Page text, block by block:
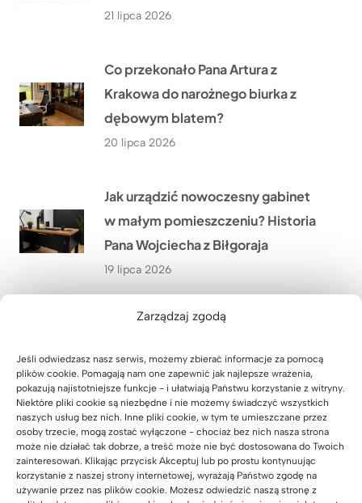
Zarządzaj zgodą
Jeśli odwiedzasz nasz serwis, możemy zbierać informacje za pomocą
plików cookie. Pomagają nam one zapewnić jak najlepsze wrażenia,
pokazują najistotniejsze funkcje - i ułatwiają Państwu korzystanie z witryny.
Niektóre pliki cookie są niezbędne i nie możemy świadczyć wszystkich
naszych usług bez nich. Inne pliki cookie, w tym te umieszczane przez
osoby trzecie, mogą zostać wyłączone - chociaż bez nich nasza strona
może nie działać tak dobrze, a treść może nie być dostosowana do Twoich
zainteresowań. Klikając przycisk Akceptuj lub po prostu kontynuując
korzystanie z naszej strony internetowej, wyrażają Państwo zgodę na
używanie przez nas plików cookie. Możesz odwiedzić naszą stronę z
21 lipca 2026
Co przekonało Pana Artura z
Krakowa do narożnego biurka z
dębowym blatem?
20 lipca 2026
Jak urządzić nowoczesny gabinet
w małym pomieszczeniu? Historia
Pana Wojciecha z Biłgoraja
19 lipca 2026
Jak dopasowaliśmy biurko
Grzegorza niedaleko Rzeszowa?
18 lipca 2026
Jak stworzyliśmy duże stanowisko
pracy dla 4 osób w firmie WOMAR
HVAC w Krakowie?